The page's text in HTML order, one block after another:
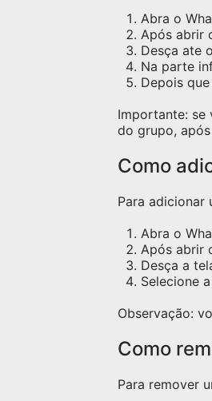
Abra o
Após abrir
Desça ate
Na parte
Depois
Importante: se
do grupo,
Como
Para adicionar
Abra o
Após abrir
Desça a
Selecione
Observação:
Como
Para remover